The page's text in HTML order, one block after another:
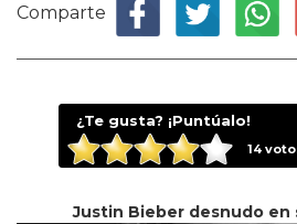
Comparte
¿Te gusta? ¡Puntúalo!
14
Justin Bieber desnudo en